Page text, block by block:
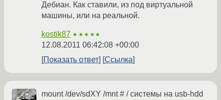
Дебиан. Как ставили, из под виртуальной
машины, или на реальной.
kostik87 ★★★★★
12.08.2011 06:42:08 +00:00
Показать ответ
Ссылка
mount /dev/sdXY /mnt # / системы на usb-hdd